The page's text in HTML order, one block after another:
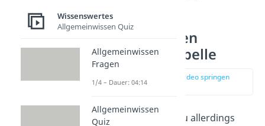
Punkte in Noten
umrechnen Tabelle
zur Stelle im Video springen
(01:32)
MitFormeln
kannst du allerdings
Wissenswertes
Allgemeinwissen Quiz
Allgemeinwissen
Fragen
1/4 – Dauer: 04:14
Allgemeinwissen
Quiz